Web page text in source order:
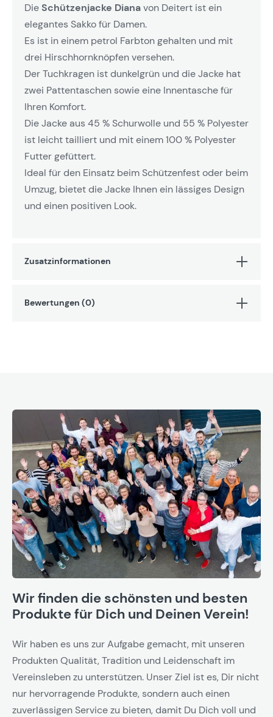
Die Schützenjacke Dianavon Deitert ist ein
elegantes Sakko für Damen.
Es ist in einem petrol Farbton gehalten und mit
drei Hirschhornknöpfen versehen.
Der Tuchkragen ist dunkelgrün und die Jacke hat
zwei Pattentaschen sowie eine Innentasche für
Ihren Komfort.
Die Jacke aus 45 % Schurwolle und 55 % Polyester
ist leicht tailliert und mit einem 100 % Polyester
Futter gefüttert.
Ideal für den Einsatz beim Schützenfest oder beim
Umzug, bietet die Jacke Ihnen ein lässiges Design
und einen positiven Look.
Zusatzinformationen
Bewertungen (0)
Wir finden die schönsten und besten
Produkte für Dich und Deinen Verein!
Wir haben es uns zur Aufgabe gemacht, mit unseren
Produkten Qualität, Tradition und Leidenschaft im
Vereinsleben zu unterstützen. Unser Ziel ist es, Dir nicht
nur hervorragende Produkte, sondern auch einen
zuverlässigen Service zu bieten, damit Du Dich voll und